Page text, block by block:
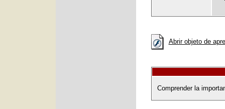
Abrir objeto de
Comprender la